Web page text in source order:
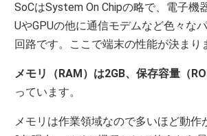
SoCはSystem On Chipの略で、電子機
UやGPUの他に通信モデムなど色々な
回路です。ここで端末の性能が決まり
メモリ（RAM）は2GB、保存容量（
っています。
メモリは作業領域なので多いほど動作